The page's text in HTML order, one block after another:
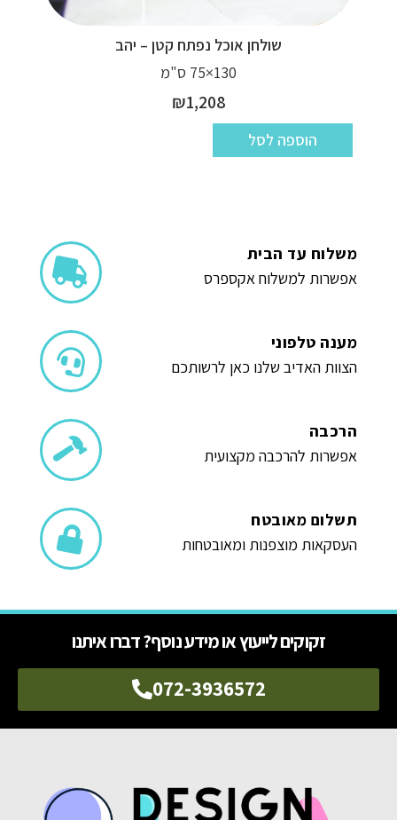
שולחן אוכל נפתח קטן – יהב
130×75 ס"מ
₪1,208
הוספה לסל
משלוח עד הבית
אפשרות למשלוח אקספרס
מענה טלפוני
הצוות האדיב שלנו כאן לרשותכם
הרכבה
אפשרות להרכבה מקצועית
תשלום מאובטח
העסקאות מוצפנות ומאובטחות
זקוקים לייעוץ או מידע נוסף? דברו איתנו
072-3936572